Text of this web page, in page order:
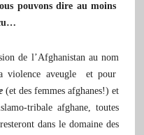
pouvons dire au moins
de l’Afghanistan au nom
violence aveugle et pour
(et des femmes afghanes!) et
tribale afghane, toutes
dans le domaine des